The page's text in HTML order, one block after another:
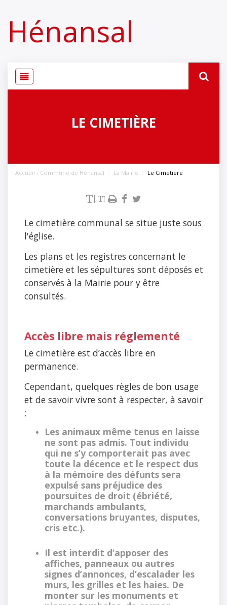
Hénansal
LE CIMETIÈRE
Accueil - Commune de Hénansal La Mairie Le Cimetière
Le cimetière communal se situe juste sous
l'église.
Les plans et les registres concernant le
cimetière et les sépultures sont déposés et
conservés à la Mairie pour y être
consultés.
Accès libre mais réglementé
Le cimetière est d’accès libre en
permanence.
Cependant, quelques règles de bon usage
et de savoir vivre sont à respecter, à savoir
:
Les animaux même tenus en laisse
ne sont pas admis. Tout individu
qui ne s’y comporterait pas avec
toute la décence et le respect dus
à la mémoire des défunts sera
expulsé sans préjudice des
poursuites de droit (ébriété,
marchands ambulants,
conversations bruyantes, disputes,
cris etc.).
Il est interdit d’apposer des
affiches, panneaux ou autres
signes d’annonces, d’escalader les
murs, les grilles et les haies. De
monter sur les monuments et